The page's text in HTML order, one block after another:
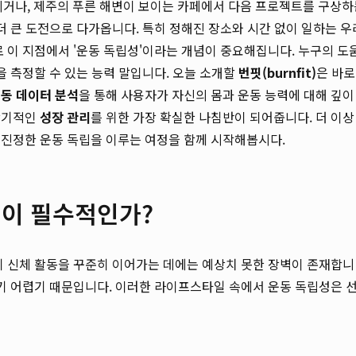
나, 제주의 푸른 해변이 보이는 카페에서 다음 프로젝트를 구상
도전으로 다가옵니다. 특히 정해진 장소와 시간 없이 일하는 우
지점에서 '운동 독립성'이라는 개념이 중요해집니다. 누구의 도
측정할 수 있는 능력 말입니다. 오늘 소개할 번핏(burnfit)은 바로
데이터 분석을 통해 사용자가 자신의 몸과 운동 능력에 대해 깊이
적인 성장 관리를 위한 가장 확실한 나침반이 되어줍니다. 더 이상
정한 운동 독립을 이루는 여정을 함께 시작해봅시다.
필수적인가?
체 활동을 꾸준히 이어가는 데에는 예상치 못한 장벽이 존재합니
렵기 때문입니다. 이러한 라이프스타일 속에서 운동 독립성은 선